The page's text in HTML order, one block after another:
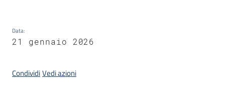
Data:
21 gennaio 2026
CondividiVedi azioni